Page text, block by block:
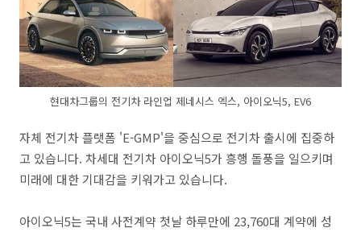
현대차그룹의 전기차 라인업 제네시스 엑스, 아이오닉5, EV6
자체 전기차 플랫폼 'E-GMP'을 중심으로 전기차 출시에 집중하
고 있습니다. 차세대 전기차 아이오닉5가 흥행 돌풍을 일으키며
미래에 대한 기대감을 키워가고 있습니다.
아이오닉5는 국내 사전계약 첫날 하루만에 23,760대 계약에 성